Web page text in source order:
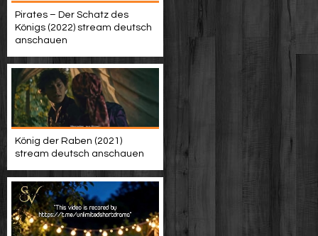
Pirates – Der Schatz des
Königs (2022) stream deutsch
anschauen
König der Raben (2021)
stream deutsch anschauen